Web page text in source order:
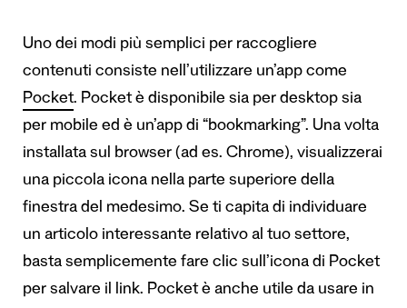
Uno dei modi più semplici per raccogliere
contenuti consiste nell’utilizzare un’app come
Pocket. Pocket è disponibile sia per desktop sia
per mobile ed è un’app di “bookmarking”. Una volta
installata sul browser (ad es. Chrome), visualizzerai
una piccola icona nella parte superiore della
finestra del medesimo. Se ti capita di individuare
un articolo interessante relativo al tuo settore,
basta semplicemente fare clic sull’icona di Pocket
per salvare il link. Pocket è anche utile da usare in